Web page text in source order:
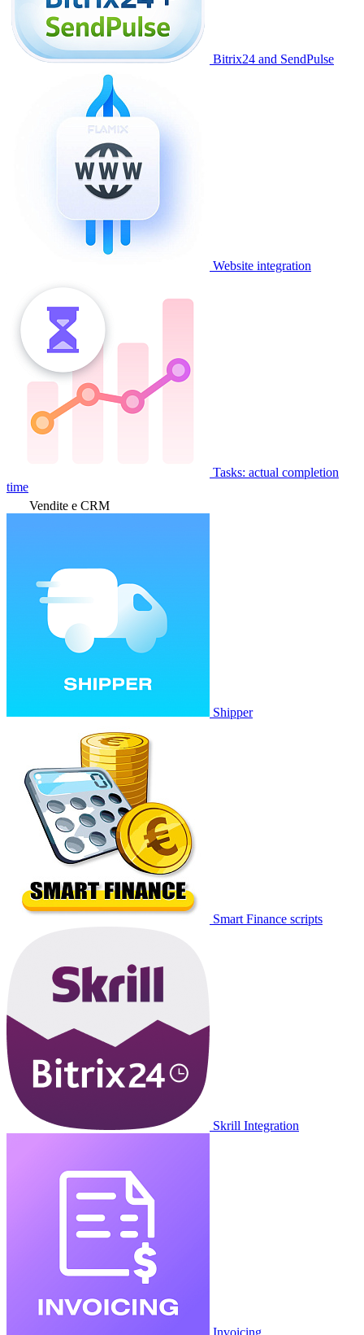
Bitrix24 and SendPulse
Website integration
Tasks: actual completion
time
Vendite e CRM
Shipper
Smart Finance scripts
Skrill Integration
Invoicing